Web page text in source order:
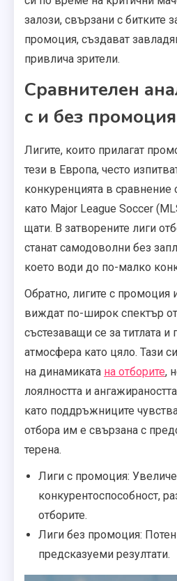
залози, свързани с битките
промоция, създават
привлича зрители.
Сравнителен
с и без промоция
Лигите, които прилагат
тези в Европа, често
конкуренцията в сравнение
като Major League Soccer
щати. В затворените лиги
станат самодоволни без
което води до по-малко
Обратно, лигите с промоция
виждат по-широк спектър
състезаващи се за титлата
атмосфера като цяло. Тази
на динамиката на отборите,
лоялността и
като поддръжниците
отбора им е свързана с
терена.
Лиги с промоция:
конкурентоспособност,
отборите.
Лиги без промоция:
предсказуеми резултати.